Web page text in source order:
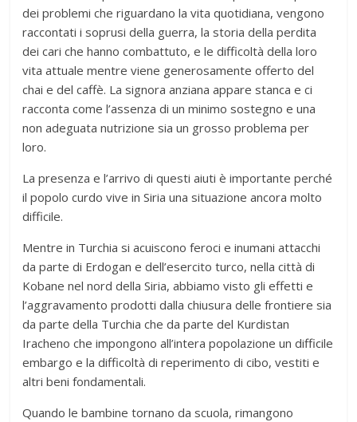
dei problemi che riguardano la vita quotidiana, vengono
raccontati i soprusi della guerra, la storia della perdita
dei cari che hanno combattuto, e le difficoltà della loro
vita attuale mentre viene generosamente offerto del
chai e del caffè. La signora anziana appare stanca e ci
racconta come l’assenza di un minimo sostegno e una
non adeguata nutrizione sia un grosso problema per
loro.
La presenza e l’arrivo di questi aiuti è importante perché
il popolo curdo vive in Siria una situazione ancora molto
difficile.
Mentre in Turchia si acuiscono feroci e inumani attacchi
da parte di Erdogan e dell’esercito turco, nella città di
Kobane nel nord della Siria, abbiamo visto gli effetti e
l’aggravamento prodotti dalla chiusura delle frontiere sia
da parte della Turchia che da parte del Kurdistan
Iracheno che impongono all’intera popolazione un difficile
embargo e la difficoltà di reperimento di cibo, vestiti e
altri beni fondamentali.
Quando le bambine tornano da scuola, rimangono